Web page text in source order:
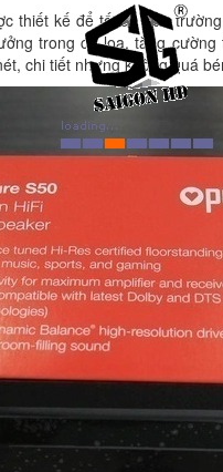
thiết kế để tối đa hóa
trong củ loa, tăng
chi tiết nhưng không quá